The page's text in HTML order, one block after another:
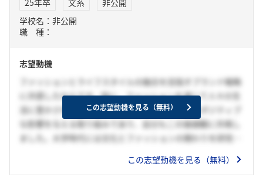
業績を伸ばしたこと
→ 日本人の「歴史があり品のあるモノが好きな国民性」にマ
ッチする、新規ブランドの開拓例えばスマイソンを展開でき
→イルビゾンテが御社にジョインするようになってから、業
績をあげて、若者の間ですごく流行していること
2. 2021年7月から廃棄ゼロを目指し、衣料品と雑貨類のリサ
イクルを、社会貢献をしていること
→ 古くなり履けなくなった「レペット」のシューズを回収す
3.新中期経営計画
学校名：非公開
職 種：
志望動機
ファッションとライフスタイルの融合を目指すブランド戦略
に共感したからです。特に、ファッションを通じて人々の生
活に豊かさを提供するというビジョンは、社会にポジティブ
な影響を与える取り組みであり、自分もこの価値観に共鳴し
ました。大学時代には文化とファッションの関わりを研究
ついて学びました。ルックホールディングスのブランドは、
この志望動機を見る（無料）
この志望動機を見る（無料）